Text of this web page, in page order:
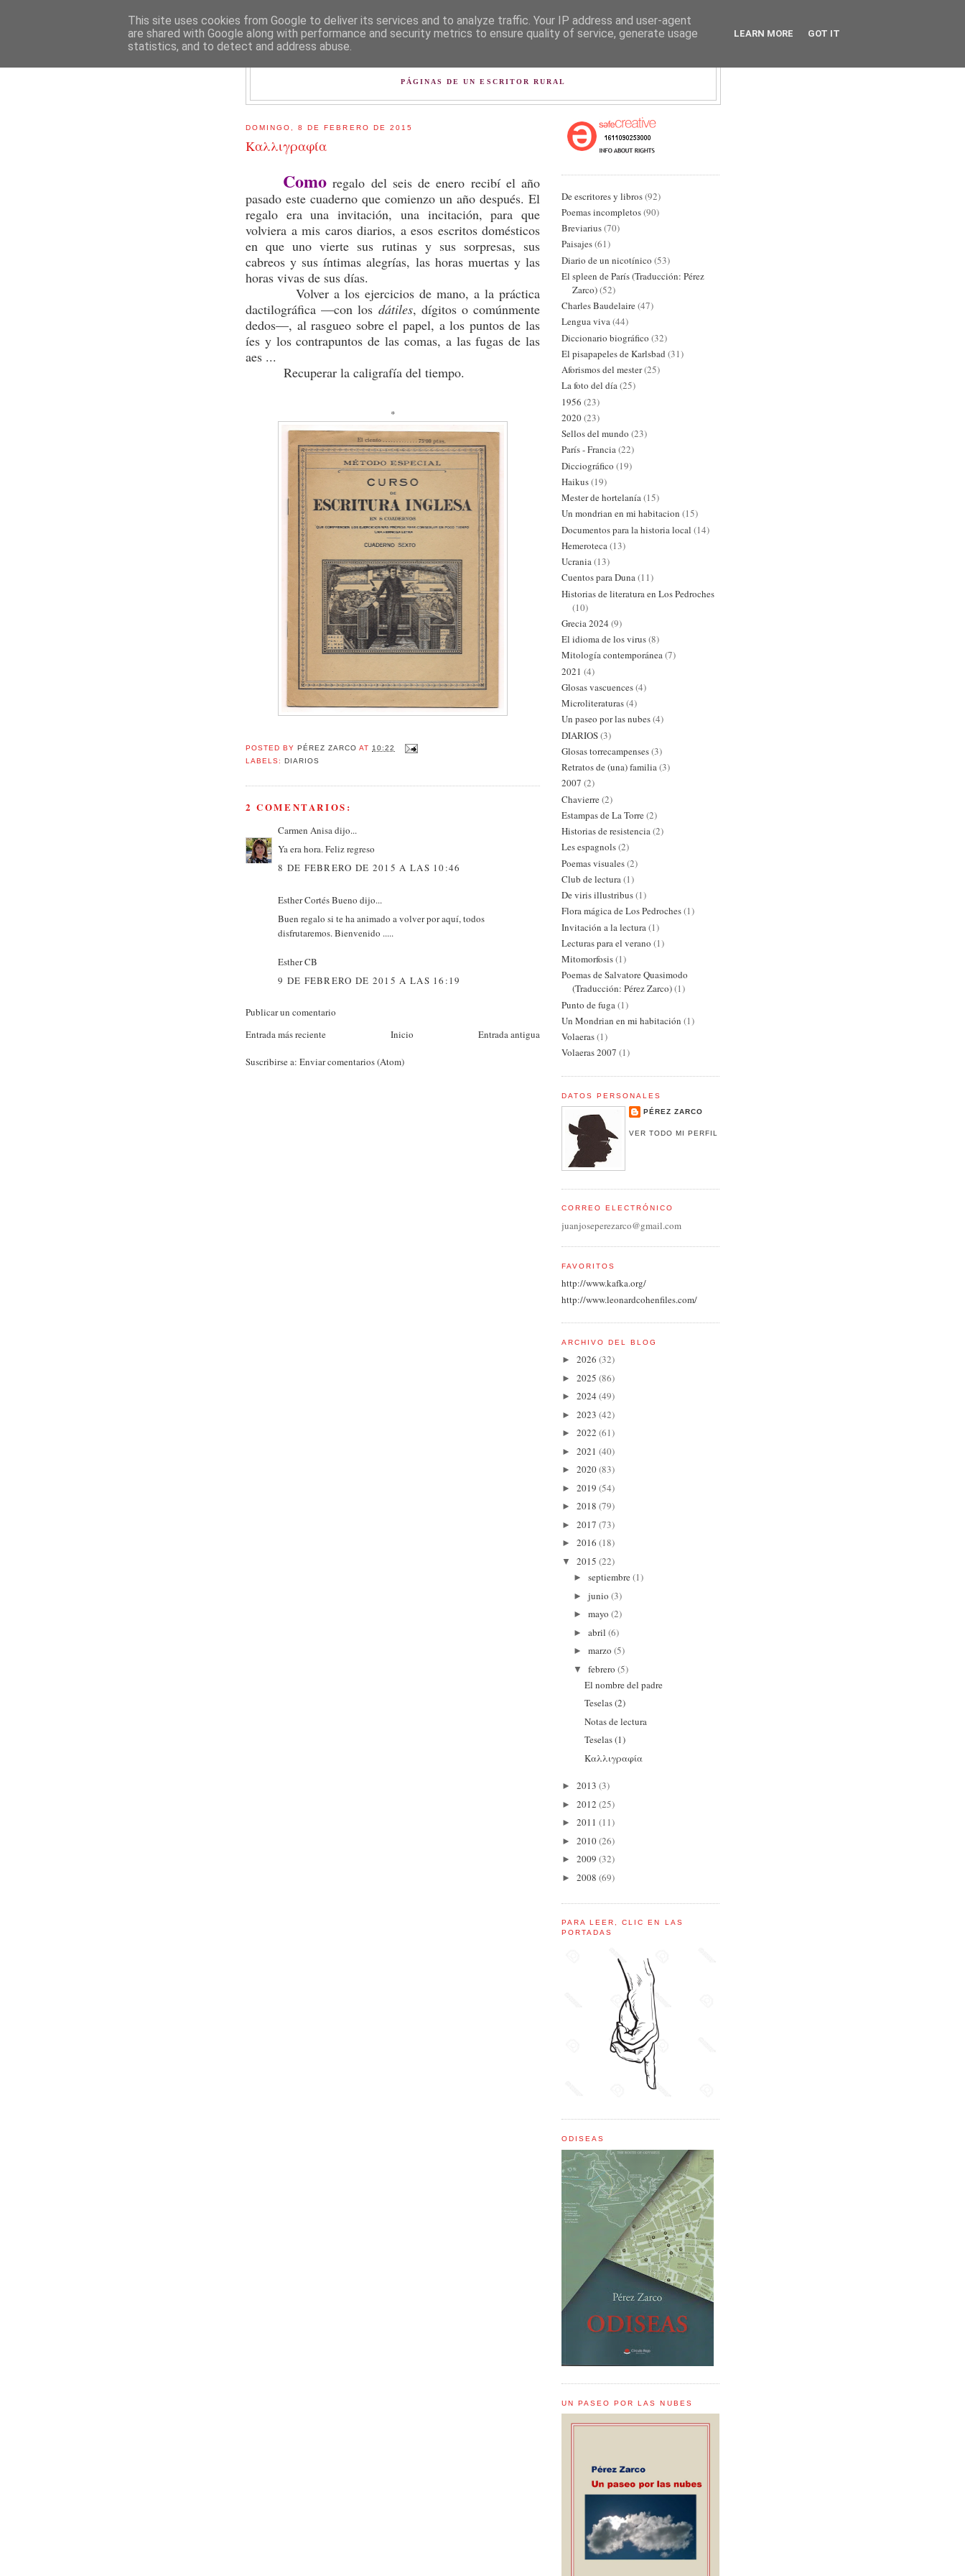
PÁGINAS DE UN ESCRITOR RURAL
DOMINGO, 8 DE FEBRERO DE 2015
Kαλλιγραφία
Como regalo del seis de enero recibí el año
pasado este cuaderno que comienzo un año después. El
regalo era una invitación, una incitación, para que
volviera a mis caros diarios, a esos escritos domésticos
en que uno vierte sus rutinas y sus sorpresas, sus
cabreos y sus íntimas alegrías, las horas muertas y las
horas vivas de sus días.
Volver a los ejercicios de mano, a la práctica
dactilográfica —con los dátiles, dígitos o comúnmente
dedos—, al rasgueo sobre el papel, a los puntos de las
íes y los contrapuntos de las comas, a las fugas de las
aes ...
Recuperar la caligrafía del tiempo.
*
POSTED BYPÉREZ ZARCO AT 10:22
LABELS:DIARIOS
2 COMENTARIOS:
Carmen Anisa dijo...
Ya era hora. Feliz regreso
8 DE FEBRERO DE 2015 A LAS 10:46
Esther Cortés Bueno dijo...
Buen regalo si te ha animado a volver por aquí, todos
disfrutaremos. Bienvenido .....
Esther CB
9 DE FEBRERO DE 2015 A LAS 16:19
Publicar un comentario
Entrada más reciente
Entrada antigua
Inicio
Suscribirse a: Enviar comentarios (Atom)
De escritores y libros(92)
Poemas incompletos(90)
Breviarius(70)
Paisajes(61)
Diario de un nicotínico (53)
El spleen de París (Traducción: Pérez
Zarco)(52)
Charles Baudelaire(47)
Lengua viva(44)
Diccionario biográfico (32)
El pisapapeles de Karlsbad (31)
Aforismos del mester(25)
La foto del día(25)
1956 (23)
2020(23)
Sellos del mundo (23)
París - Francia(22)
Dicciográfico (19)
Haikus(19)
Mester de hortelanía(15)
Un mondrian en mi habitacion (15)
Documentos para la historia local (14)
Hemeroteca(13)
Ucrania(13)
Cuentos para Duna(11)
Historias de literatura en Los Pedroches
(10)
Grecia 2024 (9)
El idioma de los virus(8)
Mitología contemporánea(7)
2021 (4)
Glosas vascuences(4)
Microliteraturas(4)
Un paseo por las nubes(4)
DIARIOS(3)
Glosas torrecampenses(3)
Retratos de (una) familia(3)
2007 (2)
Chavierre(2)
Estampas de La Torre(2)
Historias de resistencia(2)
Les espagnols(2)
Poemas visuales(2)
Club de lectura(1)
De viris illustribus(1)
Flora mágica de Los Pedroches(1)
Invitación a la lectura (1)
Lecturas para el verano (1)
Mitomorfosis(1)
Poemas de Salvatore Quasimodo
(Traducción: Pérez Zarco)(1)
Punto de fuga (1)
Un Mondrian en mi habitación (1)
Volaeras(1)
Volaeras 2007 (1)
DATOS PERSONALES
PÉREZ ZARCO
VER TODO MI PERFIL
CORREO ELECTRÓNICO
juanjoseperezarco@gmail.com
FAVORITOS
http://www.kafka.org/
http://www.leonardcohenfiles.com/
ARCHIVO DEL BLOG
► 2026 (32)
► 2025 (86)
► 2024 (49)
► 2023 (42)
► 2022 (61)
► 2021 (40)
► 2020(83)
► 2019 (54)
► 2018 (79)
► 2017 (73)
► 2016 (18)
▼ 2015 (22)
► septiembre(1)
► junio (3)
► mayo (2)
► abril (6)
► marzo (5)
▼ febrero (5)
El nombre del padre
Teselas (2)
Notas de lectura
Teselas (1)
Kαλλιγραφία
► 2013 (3)
► 2012 (25)
► 2011 (11)
► 2010(26)
► 2009 (32)
► 2008 (69)
PARA LEER, CLIC EN LAS
PORTADAS
ODISEAS
UN PASEO POR LAS NUBES
This site uses cookies from Google to deliver its services and to analyze traffic. Your IP address and user-agent
are shared with Google along with performance and security metrics to ensure quality of service, generate usage
statistics, and to detect and address abuse.
LEARN MORE GOT IT